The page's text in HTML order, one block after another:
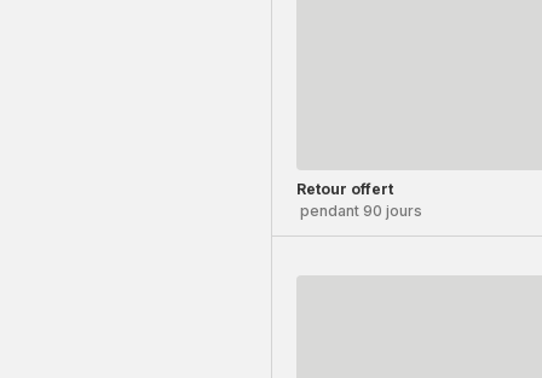
Retour offert
pendant 90 jours